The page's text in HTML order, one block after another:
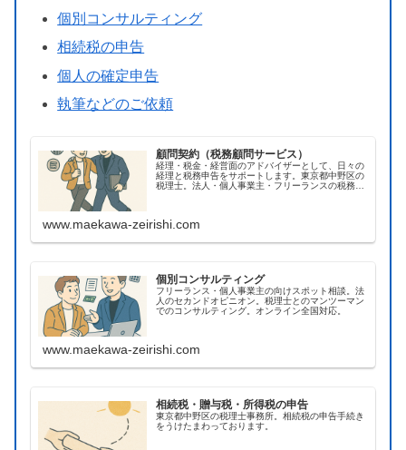
個別コンサルティング
相続税の申告
個人の確定申告
執筆などのご依頼
顧問契約（税務顧問サービス）
経理・税金・経営面のアドバイザーとして、日々の
経理と税務申告をサポートします。東京都中野区の
税理士。法人・個人事業主・フリーランスの税務顧
www.maekawa-zeirishi.com
個別コンサルティング
フリーランス・個人事業主の向けスポット相談。法
人のセカンドオピニオン。税理士とのマンツーマン
でのコンサルティング。オンライン全国対応。
www.maekawa-zeirishi.com
相続税・贈与税・所得税の申告
東京都中野区の税理士事務所。相続税の申告手続き
をうけたまわっております。